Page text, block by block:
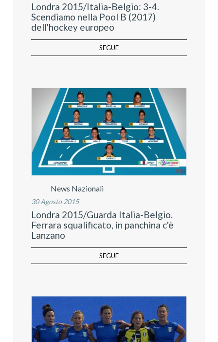
Londra 2015/Italia-Belgio: 3-4.
Scendiamo nella Pool B (2017)
dell'hockey europeo
SEGUE
News Nazionali
30 Agosto 2015
Londra 2015/Guarda Italia-Belgio.
Ferrara squalificato, in panchina c'è
Lanzano
SEGUE